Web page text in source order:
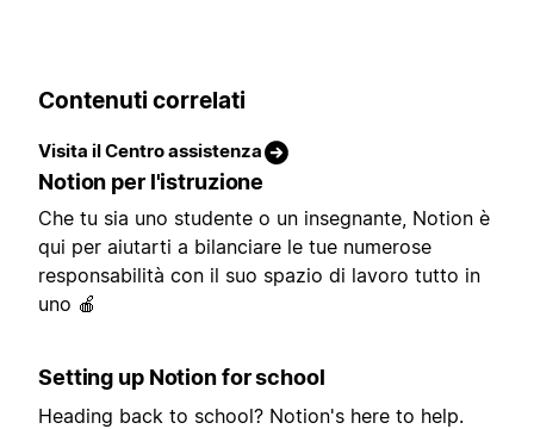
Contenuti correlati
Visita il Centro assistenza
Notion per l'istruzione
Che tu sia uno studente o un insegnante, Notion è
qui per aiutarti a bilanciare le tue numerose
responsabilità con il suo spazio di lavoro tutto in
uno 🍎
Setting up Notion for school
Heading back to school? Notion's here to help.